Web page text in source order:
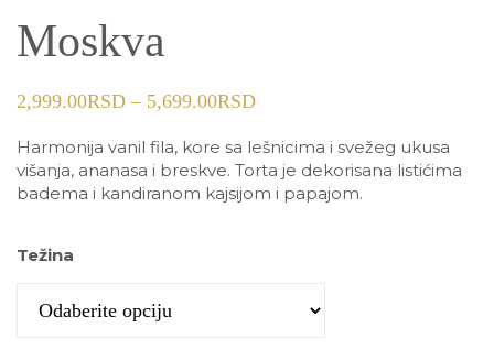
Moskva
2,999.00RSD – 5,699.00RSD
Harmonija vanil fila, kore sa lešnicima i svežeg ukusa
višanja, ananasa i breskve. Torta je dekorisana listićima
badema i kandiranom kajsijom i papajom.
Težina